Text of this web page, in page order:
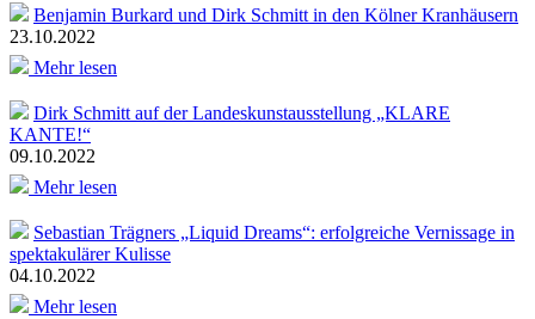
Benjamin Burkard und Dirk Schmitt in den Kölner Kranhäusern
23.10.2022
Mehr lesen
Dirk Schmitt auf der Landeskunstausstellung „KLARE
KANTE!“
09.10.2022
Mehr lesen
Sebastian Trägners „Liquid Dreams“: erfolgreiche Vernissage in
spektakulärer Kulisse
04.10.2022
Mehr lesen